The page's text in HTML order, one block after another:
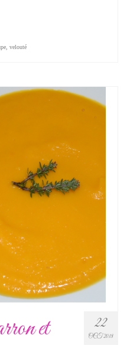
velouté
22
OCT 2018
et